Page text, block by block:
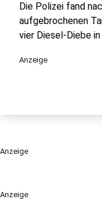
Anzeige
Die Polizei fand
aufgebrochenen
vier Diesel-Diebe
Anzeige
Anzeige